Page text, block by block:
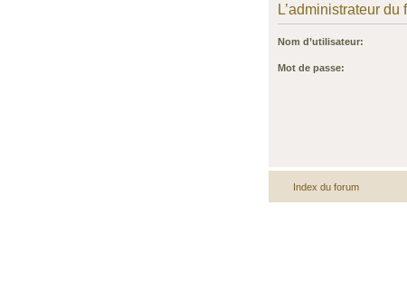
L’administrateur
Nom d’utilisateur:
Mot de passe:
Index du forum